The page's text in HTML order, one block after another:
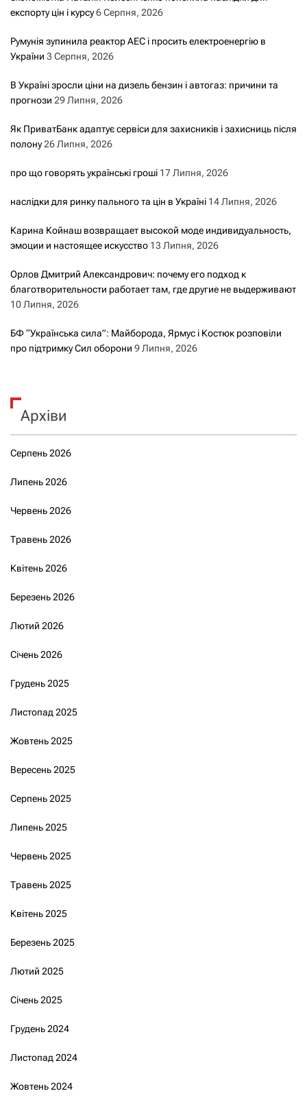
експорту цін і курсу6 Серпня, 2026
Румунія зупинила реактор АЕС і просить електроенергію в
України 3 Серпня, 2026
В Україні зросли ціни на дизель бензин і автогаз: причини та
прогнози 29 Липня, 2026
Як ПриватБанк адаптує сервіси для захисників і захисниць після
полону26 Липня, 2026
про що говорять українські гроші 17 Липня, 2026
наслідки для ринку пального та цін в Україні 14 Липня, 2026
Карина Койнаш возвращает высокой моде индивидуальность,
эмоции и настоящее искусство 13 Липня, 2026
Орлов Дмитрий Александрович: почему его подход к
благотворительности работает там, где другие не выдерживают
10 Липня, 2026
БФ “Українська сила”: Майборода, Ярмус і Костюк розповіли
про підтримку Сил оборони 9 Липня, 2026
Архіви
Серпень 2026
Липень 2026
Червень 2026
Травень 2026
Квітень 2026
Березень 2026
Лютий 2026
Січень 2026
Грудень 2025
Листопад 2025
Жовтень 2025
Вересень 2025
Серпень 2025
Липень 2025
Червень 2025
Травень 2025
Квітень 2025
Березень 2025
Лютий 2025
Січень 2025
Грудень 2024
Листопад 2024
Жовтень 2024